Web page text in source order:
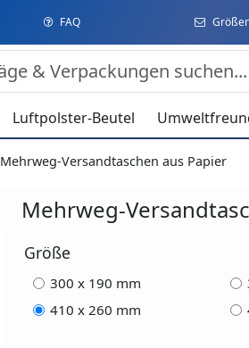
FAQ
Luftpolster-Beutel
Mehrweg-Versandtaschen aus Papier
Mehrweg-
Größe
300 x 190 mm
410 x 260 mm